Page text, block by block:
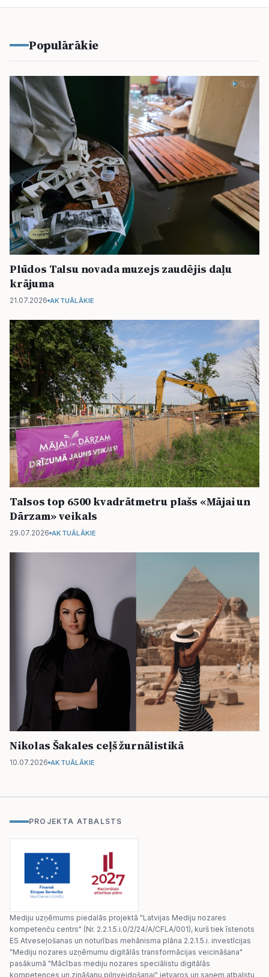
Populārākie
Plūdos Talsu novada muzejs zaudējis daļu
krājuma
21.07.2026 AKTUĀLĀKIE
Talsos top 6500 kvadrātmetru plašs «Mājai un
Dārzam» veikals
29.07.2026 AKTUĀLĀKIE
Nikolas Šakales ceļš žurnālistikā
10.07.2026 AKTUĀLĀKIE
PROJEKTA ATBALSTS
Mediju uzņēmums piedalās projektā "Latvijas Mediju nozares
kompetenču centrs" (Nr. 2.2.1.5.i.0/2/24/A/CFLA/001), kurš tiek īstenots
ES Atveseļošanas un noturības mehānisma plāna 2.2.1.5.i. investīcijas
"Mediju nozares uzņēmumu digitālās transformācijas veicināšana"
pasākumā "Mācības mediju nozares speciālistu digitālās
kompetences un zināšanu pilnveidošanai" ietvaros un saņem atbalstu